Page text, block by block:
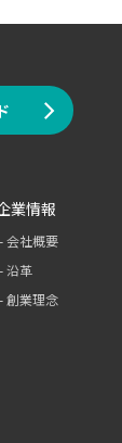
業情報
会社概要
沿革
創業理念